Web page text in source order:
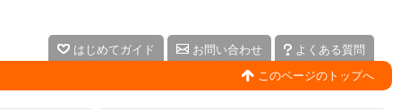
はじめてガイド お問い合わせ
よくある質問
このページのトップへ